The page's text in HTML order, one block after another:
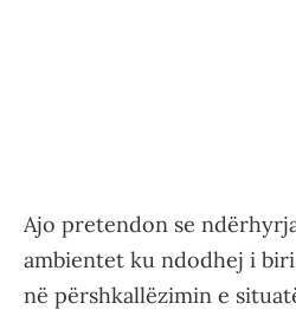
Ajo pretendon se
ambientet ku ndodhej i
në përshkallëzimin e